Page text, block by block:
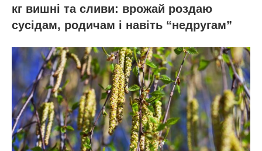
кг вишні та сливи: врожай роздаю
сусідам, родичам і навіть “недругам”